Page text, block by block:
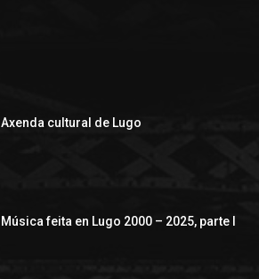
Axenda cultural de Lugo
Música feita en Lugo 2000 – 2025, parte I